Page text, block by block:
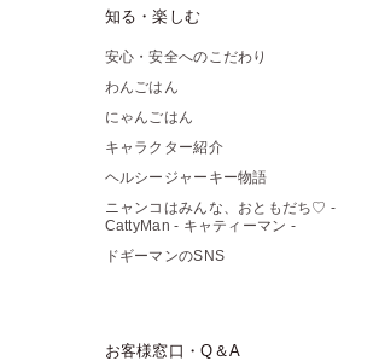
知る・楽しむ
安心・安全へのこだわり
わんごはん
にゃんごはん
キャラクター紹介
ヘルシージャーキー物語
ニャンコはみんな、おともだち♡ -
CattyMan - キャティーマン -
ドギーマンのSNS
お客様窓口・Q＆A